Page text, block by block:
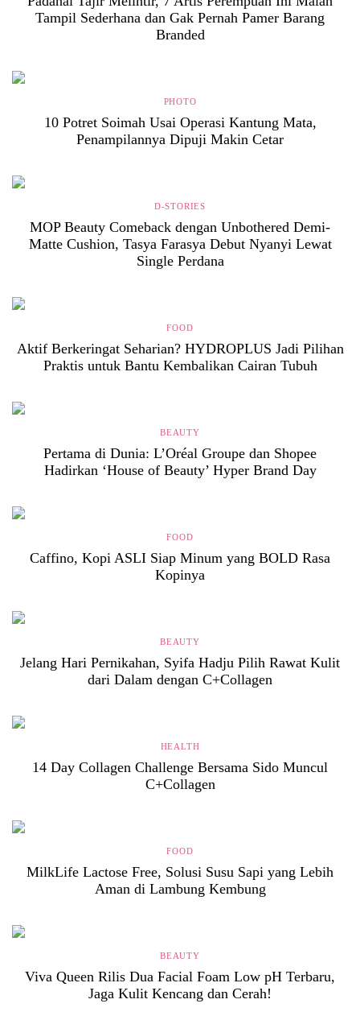
Tampil Sederhana dan Gak Pernah Pamer Barang
Branded
PHOTO
10 Potret Soimah Usai Operasi Kantung Mata,
Penampilannya Dipuji Makin Cetar
D-STORIES
MOP Beauty Comeback dengan Unbothered Demi-
Matte Cushion, Tasya Farasya Debut Nyanyi Lewat
Single Perdana
FOOD
Aktif Berkeringat Seharian? HYDROPLUS Jadi Pilihan
Praktis untuk Bantu Kembalikan Cairan Tubuh
BEAUTY
Pertama di Dunia: L’Oréal Groupe dan Shopee
Hadirkan ‘House of Beauty’ Hyper Brand Day
FOOD
Caffino, Kopi ASLI Siap Minum yang BOLD Rasa
Kopinya
BEAUTY
Jelang Hari Pernikahan, Syifa Hadju Pilih Rawat Kulit
dari Dalam dengan C+Collagen
HEALTH
14 Day Collagen Challenge Bersama Sido Muncul
C+Collagen
FOOD
MilkLife Lactose Free, Solusi Susu Sapi yang Lebih
Aman di Lambung Kembung
BEAUTY
Viva Queen Rilis Dua Facial Foam Low pH Terbaru,
Jaga Kulit Kencang dan Cerah!